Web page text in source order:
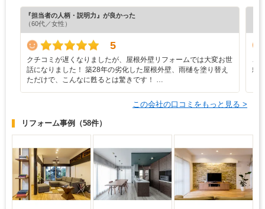
『担当者の人柄・説明力』が良かった
（60代／女性）
5
クチコミが遅くなりましたが、屋根外壁リフォームでは大変お世
話になりました！ 築28年の劣化した屋根外壁、雨樋を塗り替え
ただけで、こんなに甦るとは驚きです！ …
頼
この会社の口コミをもっと見る >
リフォーム事例 （58件）